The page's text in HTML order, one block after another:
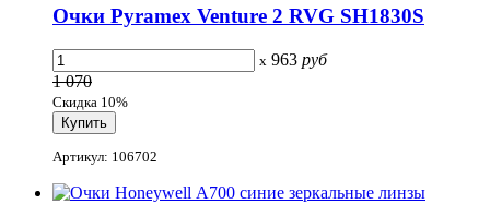
Очки Pyramex Venture 2 RVG SH1830S
x 963 руб
1 070
Скидка 10%
Артикул: 106702